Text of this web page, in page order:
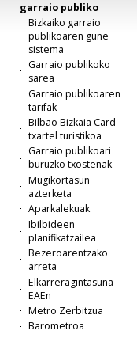
garraio publiko
Bizkaiko garraio
publikoaren gune
sistema
Garraio publikoko
sarea
Garraio publikoaren
tarifak
Bilbao Bizkaia Card
txartel turistikoa
Garraio publikoari
buruzko txostenak
Mugikortasun
azterketa
Aparkalekuak
Ibilbideen
planifikatzailea
Bezeroarentzako
arreta
Elkarreragintasuna
EAEn
Metro Zerbitzua
Barometroa